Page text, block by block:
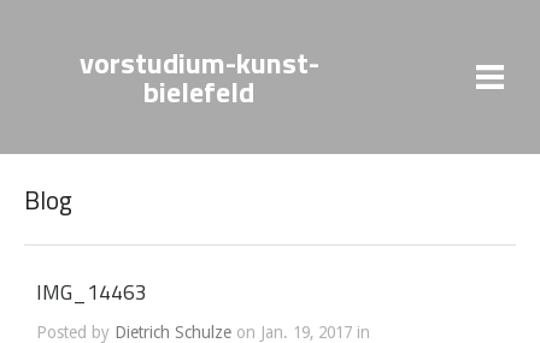
vorstudium-kunst-
bielefeld
Blog
IMG_14463
Posted by Dietrich Schulze on Jan. 19, 2017 in